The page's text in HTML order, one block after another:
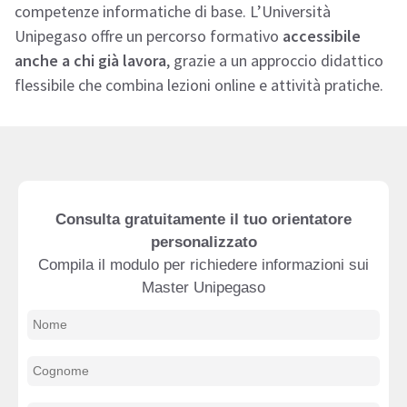
competenze informatiche di base. L’Università
Unipegaso offre un percorso formativo accessibile
anche a chi già lavora, grazie a un approccio didattico
flessibile che combina lezioni online e attività pratiche.
Consulta gratuitamente il tuo orientatore
personalizzato
Compila il modulo per richiedere informazioni sui
Master Unipegaso